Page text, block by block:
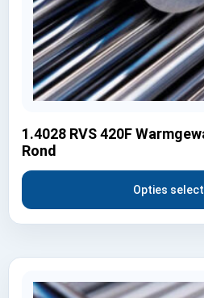
1.4028 RVS 420F
Rond
Opties